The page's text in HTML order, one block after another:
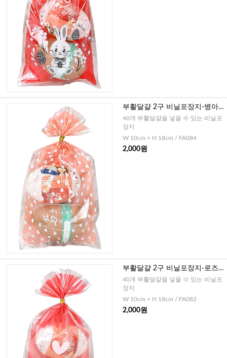
부활달걀 2구 비닐포장지-병아
리 연핑크(20매)
40개 부활달걀을 넣을 수 있는 비닐포
장지
W 10cm + H 18cm / FA084
2,000원
부활달걀 2구 비닐포장지-로즈
핑크(20매)
40개 부활달걀을 넣을 수 있는 비닐포
장지
W 10cm + H 18cm / FA082
2,000원